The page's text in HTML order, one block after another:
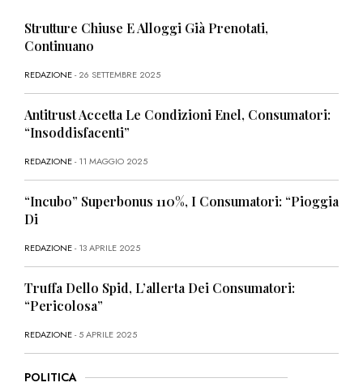
Strutture Chiuse E Alloggi Già Prenotati,
Continuano
REDAZIONE- 26 SETTEMBRE 2025
Antitrust Accetta Le Condizioni Enel, Consumatori:
“Insoddisfacenti”
REDAZIONE- 11 MAGGIO 2025
“Incubo” Superbonus 110%, I Consumatori: “Pioggia
Di
REDAZIONE- 13 APRILE 2025
Truffa Dello Spid, L’allerta Dei Consumatori:
“Pericolosa”
REDAZIONE- 5 APRILE 2025
POLITICA